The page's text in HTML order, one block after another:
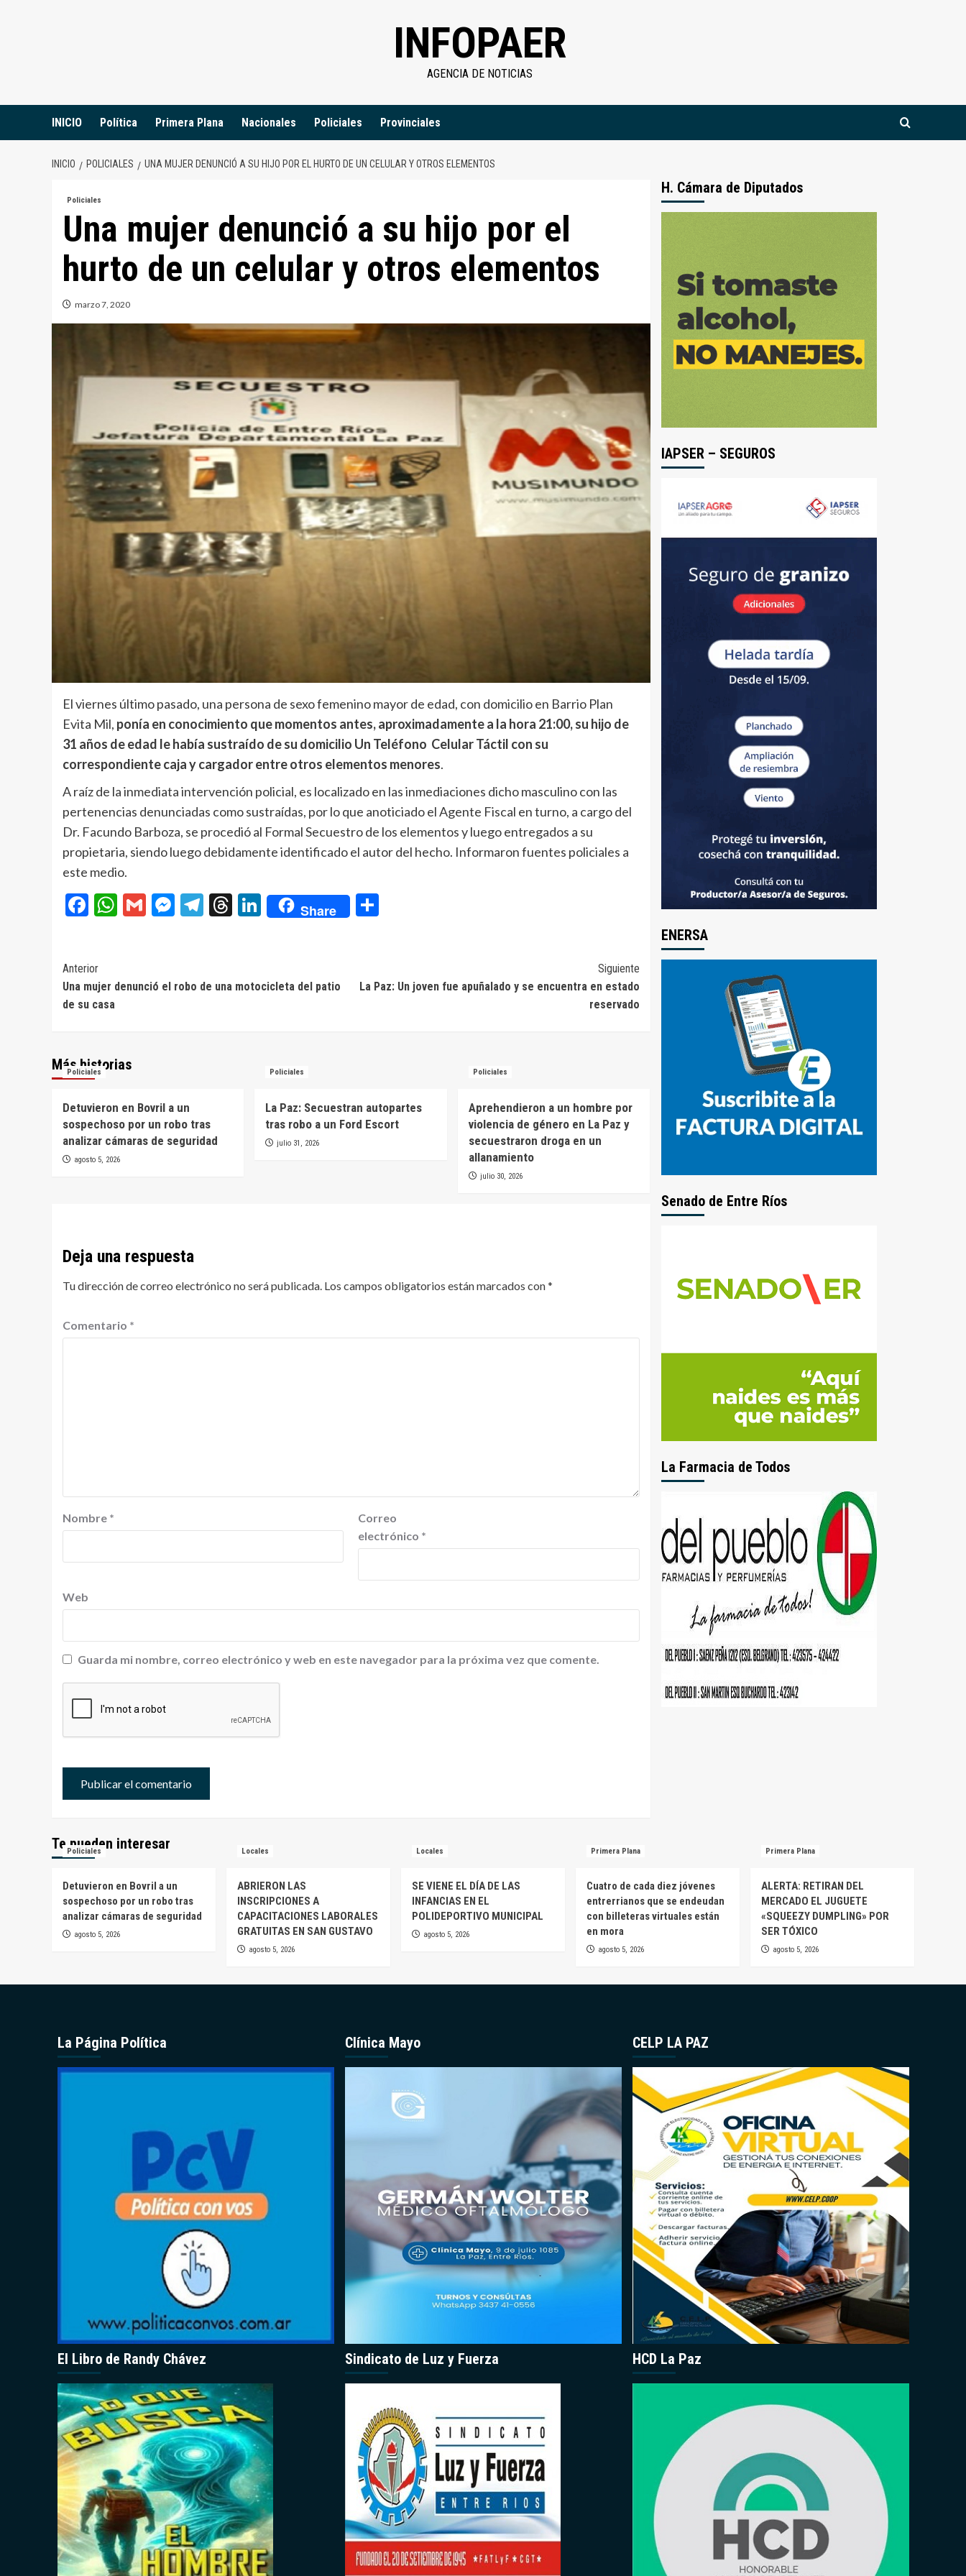
INFOPAER
AGENCIA DE NOTICIAS
INICIO Política Primera Plana Nacionales Policiales Provinciales
INICIO POLICIALES UNA MUJER DENUNCIÓ A SU HIJO POR EL HURTO DE UN CELULAR Y OTROS ELEMENTOS
Policiales
Una mujer denunció a su hijo por el
hurto de un celular y otros elementos
marzo 7, 2020
El viernes último pasado, una persona de sexo femenino mayor de edad, con domicilio en Barrio Plan
Evita Mil, ponía en conocimiento que momentos antes, aproximadamente a la hora 21:00, su hijo de
31 años de edad le había sustraído de su domicilio Un Teléfono Celular Táctil con su
correspondiente caja y cargador entre otros elementos menores.
A raíz de la inmediata intervención policial, es localizado en las inmediaciones dicho masculino con las
pertenencias denunciadas como sustraídas, por lo que anoticiado el Agente Fiscal en turno, a cargo del
Dr. Facundo Barboza, se procedió al Formal Secuestro de los elementos y luego entregados a su
propietaria, siendo luego debidamente identificado el autor del hecho. Informaron fuentes policiales a
este medio.
Facebook
WhatsApp
GmailMessenger
Telegram
Threads
LinkedIn
Share
Navegación
de
Anterior
Una mujer denunció el robo de una motocicleta del patio
de su casa
Siguiente
La Paz: Un joven fue apuñalado y se encuentra en estado
reservado
Más historias
Policiales
Detuvieron en Bovril a un
sospechoso por un robo tras
analizar cámaras de seguridad
agosto 5, 2026
Policiales
La Paz: Secuestran autopartes
tras robo a un Ford Escort
julio 31, 2026
Policiales
Aprehendieron a un hombre por
violencia de género en La Paz y
secuestraron droga en un
allanamiento
julio 30, 2026
Deja una respuesta
Tu dirección de correo electrónico no será publicada. Los campos obligatorios están marcados con*
Comentario *
Nombre *
Correo
electrónico *
Web
Guarda mi nombre, correo electrónico y web en este navegador para la próxima vez que comente.
H. Cámara de Diputados
IAPSER – SEGUROS
ENERSA
Senado de Entre Ríos
La Farmacia de Todos
Te pueden interesar
Policiales
Detuvieron en Bovril a un
sospechoso por un robo tras
analizar cámaras de seguridad
agosto 5, 2026
Locales
ABRIERON LAS
INSCRIPCIONES A
CAPACITACIONES LABORALES
GRATUITAS EN SAN GUSTAVO
agosto 5, 2026
Locales
SE VIENE EL DÍA DE LAS
INFANCIAS EN EL
POLIDEPORTIVO MUNICIPAL
agosto 5, 2026
Primera Plana
Cuatro de cada diez jóvenes
entrerrianos que se endeudan
con billeteras virtuales están
en mora
agosto 5, 2026
Primera Plana
ALERTA: RETIRAN DEL
MERCADO EL JUGUETE
«SQUEEZY DUMPLING» POR
SER TÓXICO
agosto 5, 2026
La Página Política
El Libro de Randy Chávez
Clínica Mayo
Sindicato de Luz y Fuerza
CELP LA PAZ
HCD La Paz